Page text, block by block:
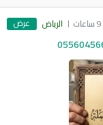
الرياض عرض